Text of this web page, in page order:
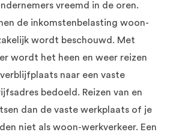
vreemd in de oren.
de inkomstenbelasting woon-
wordt beschouwd. Met
wordt het heen en weer reizen
naar een vaste
bedoeld. Reizen van en
dan de vaste werkplaats of je
niet als woon-werkverkeer. Een